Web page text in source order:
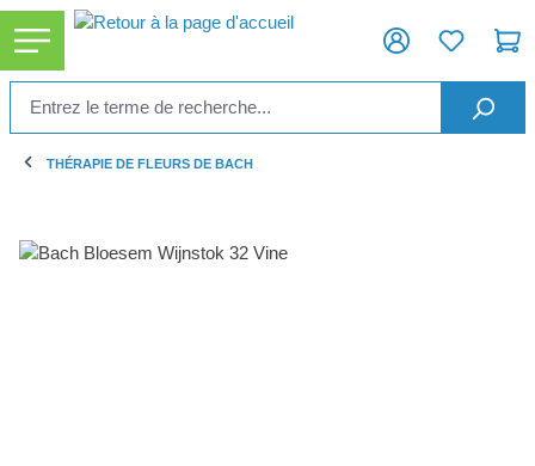
principal
THÉRAPIE DE FLEURS DE BACH
Ignorer la galerie d'images